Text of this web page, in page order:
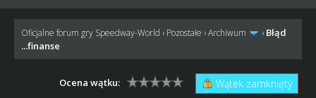
Oficjalne forum gry Speedway-World › Pozostałe ›Archiwum › Błąd
...finanse
Wątek zamknięty
Ocena wątku: